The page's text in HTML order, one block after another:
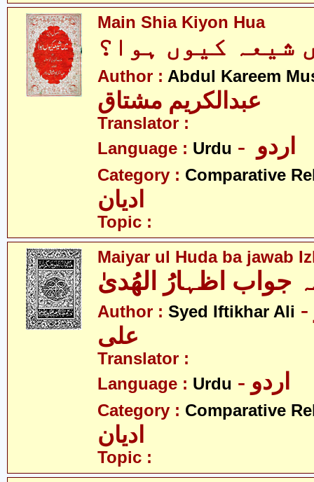
Main Shia Kiyon Hua
شیعہ کیوں ہوا؟
Author : Abdul Kareem
عبدالکریم مشتاق
Translator :
Language : Urdu
Category : Comparative
ادیان
Topic :
Maiyar ul Huda ba jawab
جواب اظہارُ الھُدیٰ
Author : Syed Iftikhar Ali - سید افتخار
علی
Translator :
Language : Urdu - اردو
Category : Comparative
ادیان
Topic :